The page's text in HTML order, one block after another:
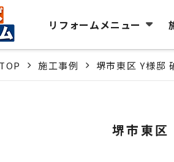
リフォームメニュー
TOP 施工事例 堺市東区 Y様邸
堺市東区